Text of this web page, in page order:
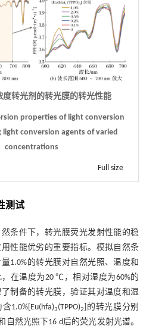
度转光剂的转光膜的转光性能
properties of light conversion
conversion agents of varied
concentrations
Full size
测试
条件下，转光膜荧光发射性能的稳
性能优劣的重要指标。模拟自然条
1.0%的转光膜对自然光照、温度和
在温度为20 ℃，相对湿度为60%的
制备的转光膜，验证其对温度和湿
含1.0%[Eu(hfa)3(TPPO)2
]的转光膜分别
自然光照下16 d后的荧光发射光谱。